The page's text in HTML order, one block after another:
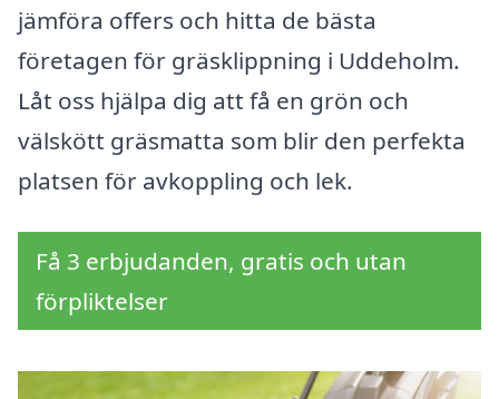
jämföra offers och hitta de bästa
företagen för gräsklippning i Uddeholm.
Låt oss hjälpa dig att få en grön och
välskött gräsmatta som blir den perfekta
platsen för avkoppling och lek.
Få 3 erbjudanden, gratis och utan
förpliktelser